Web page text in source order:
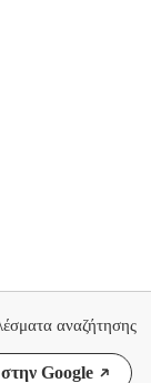
αναζήτησης
Google